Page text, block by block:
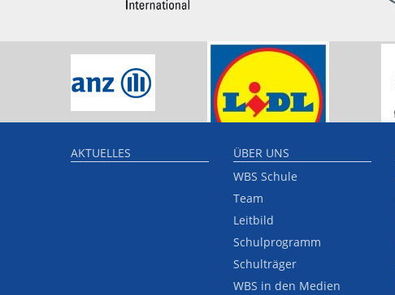
AKTUELLES
ÜBER UNS
WBS Schule
Team
Leitbild
Schulprogramm
Schulträger
WBS in den Medien